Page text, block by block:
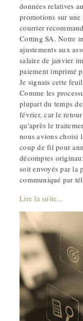
données relatives
promotions sur
courrier
Cotting SA. Notre
ajustements aux
salaire de janvier
paiement imprimé
Je signais cette
Comme les
plupart du temps
février, car le
qu'après le
nous avions choisi
coup de fil pour
décomptes
soit envoyés par la
communiqué par
Lire la suite...